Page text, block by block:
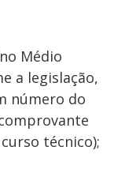
Médio
a legislação,
número do
técnico);